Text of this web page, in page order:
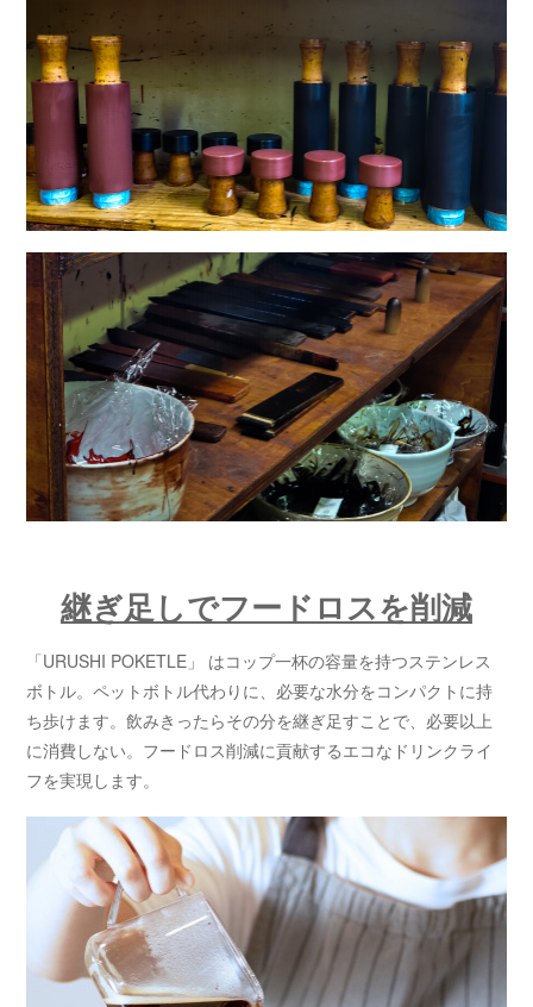
継ぎ足しでフードロスを削減
「URUSHI POKETLE」 はコップ一杯の容量を持つステンレス
ボトル。ペットボトル代わりに、必要な水分をコンパクトに持
ち歩けます。飲みきったらその分を継ぎ足すことで、必要以上
に消費しない。フードロス削減に貢献するエコなドリンクライ
フを実現します。